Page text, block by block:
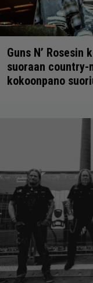
Guns N’
suoraan
kokoonpano